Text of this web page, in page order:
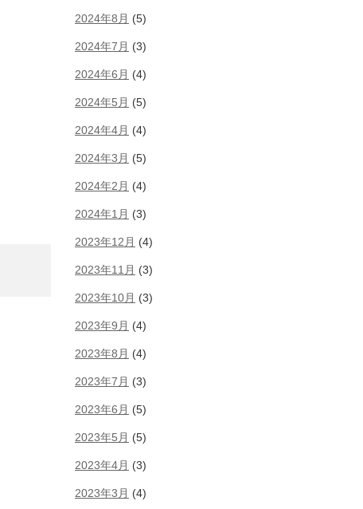
2024年8月 (5)
2024年7月 (3)
2024年6月 (4)
2024年5月 (5)
2024年4月 (4)
2024年3月 (5)
2024年2月 (4)
2024年1月 (3)
2023年12月 (4)
2023年11月 (3)
2023年10月 (3)
2023年9月 (4)
2023年8月 (4)
2023年7月 (3)
2023年6月 (5)
2023年5月 (5)
2023年4月 (3)
2023年3月 (4)